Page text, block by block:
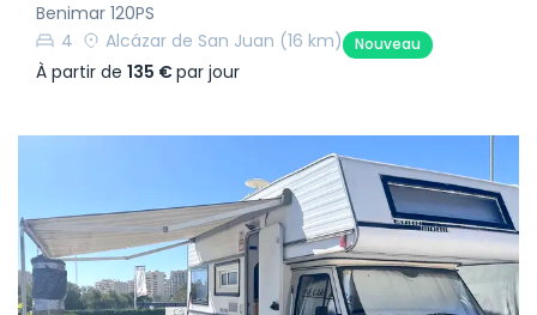
Benimar 120PS
4
Alcázar de San Juan (16 km) Nouveau
À partir de 135 €par jour